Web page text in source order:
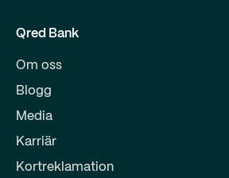
Qred Bank
Om oss
Blogg
Media
Karriär
Kortreklamation